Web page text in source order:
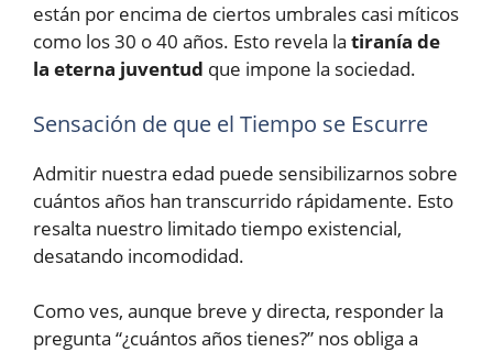
están por encima de ciertos umbrales casi míticos
como los 30 o 40 años. Esto revela la tiranía de
la eterna juventud que impone la sociedad.
Sensación de que el Tiempo se Escurre
Admitir nuestra edad puede sensibilizarnos sobre
cuántos años han transcurrido rápidamente. Esto
resalta nuestro limitado tiempo existencial,
desatando incomodidad.
Como ves, aunque breve y directa, responder la
pregunta “¿cuántos años tienes?” nos obliga a